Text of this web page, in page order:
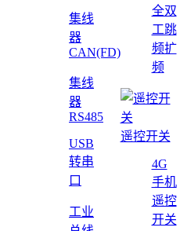
集线
器
CAN(FD)
集线
器
RS485
USB
转串
口
工业
全双
工跳
频扩
频
遥控开关
4G
手机
遥控
开关